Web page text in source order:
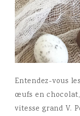
Entendez-vous
œufs en
vitesse grand V.